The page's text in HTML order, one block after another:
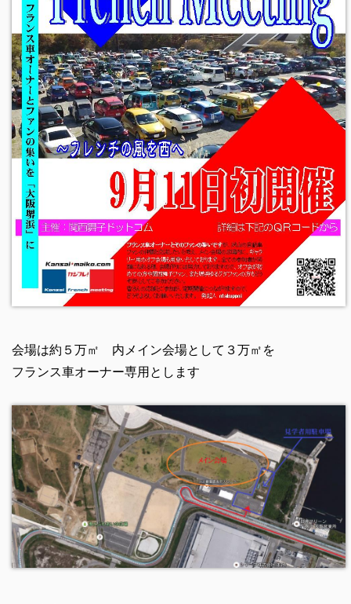
会場は約５万㎡ 内メイン会場として３万㎡を
フランス車オーナー専用とします